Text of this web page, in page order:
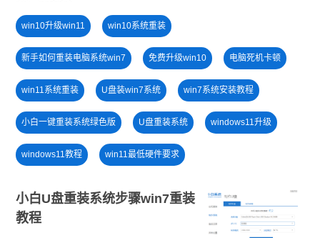
win10升级win11 win10系统重装
新手如何重装电脑系统win7 免费升级win10 电脑死机卡顿
win11系统重装 U盘装win7系统 win7系统安装教程
小白一键重装系统绿色版 U盘重装系统 windows11升级
windows11教程 win11最低硬件要求
笔记本蓝屏怎么重装系统 安装系统win7
小白U盘重装系统步骤win7重装
教程